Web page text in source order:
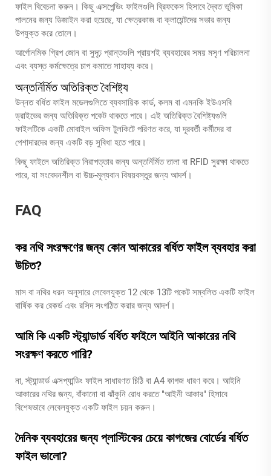
ফাইল বিবেচনা করুন। কিছু এক্সপেন্ডিং ফাইলগুলি ব্রিফকেস হিসাবে দ্বৈত ভূমিকা
পালনের জন্য ডিজাইন করা হয়েছে, যা ক্ষেত্রকাজ বা ক্লায়েন্টদের সভার জন্য
উপযুক্ত করে তোলে।
আর্গোনমিক গ্রিপ জোন বা সুদৃঢ় প্রান্তগুলি প্রায়শই ব্যবহারের সময় মসৃণ পরিচালনা
এবং ব্যস্ত কর্মক্ষেত্রে চাপ কমাতে সাহায্য করে।
অন্তর্নির্মিত অতিরিক্ত বৈশিষ্ট্য
উন্নত বর্ধিত ফাইল মডেলগুলিতে ব্যবসায়িক কার্ড, কলম বা এমনকি ইউএসবি
ড্রাইভের জন্য অতিরিক্ত পকেট থাকতে পারে। এই অতিরিক্ত বৈশিষ্ট্যগুলি
ফাইলটিকে একটি মোবাইল অফিস টুলকিটে পরিণত করে, যা দূরবর্তী কর্মীদের বা
পেশাদারদের জন্য একটি বড় সুবিধা হতে পারে।
কিছু ফাইলে অতিরিক্ত নিরাপত্তার জন্য অন্তর্নির্মিত তালা বা RFID সুরক্ষা থাকতে
পারে, যা সংবেদনশীল বা উচ্চ-মূল্যবান বিষয়বস্তুর জন্য আদর্শ।
FAQ
কর নথি সংরক্ষণের জন্য কোন আকারের বর্ধিত ফাইল ব্যবহার করা
উচিত?
মাস বা নথির ধরন অনুসারে লেবেলযুক্ত 12 থেকে 13টি পকেট সম্বলিত একটি ফাইল
বার্ষিক কর রেকর্ড এবং রসিদ সংগঠিত করার জন্য আদর্শ।
আমি কি একটি স্ট্যান্ডার্ড বর্ধিত ফাইলে আইনি আকারের নথি
সংরক্ষণ করতে পারি?
না, স্ট্যান্ডার্ড এক্সপ্যান্ডিং ফাইল সাধারণত চিঠি বা A4 কাগজ ধারণ করে। আইনি
আকারের নথির জন্য, বাঁকানো বা ঝাঁকুনি রোধ করতে "আইনী আকার" হিসাবে
বিশেষভাবে লেবেলযুক্ত একটি ফাইল চয়ন করুন।
দৈনিক ব্যবহারের জন্য প্লাস্টিকের চেয়ে কাগজের বোর্ডের বর্ধিত
ফাইল ভালো?